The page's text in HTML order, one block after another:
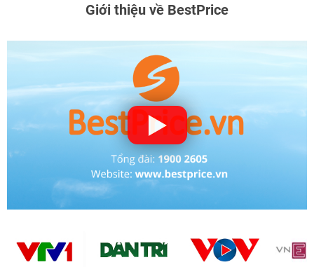
Giới thiệu về BestPrice